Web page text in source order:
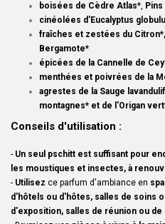
boisées de Cèdre Atlas*,
cinéolées d'Eucalyptus
fraîches et zestées du
Bergamote*
épicées de la Cannelle de
menthées et poivrées de la
agrestes de la Sauge
montagnes* et de l'Origan
Conseils d'utilisation :
- Un seul pschitt est suffisant pour
les moustiques et insectes, à
- Utilisez ce parfum d'ambiance en
d'hôtels ou d'hôtes, salles de soins
d'exposition, salles de réunion ou